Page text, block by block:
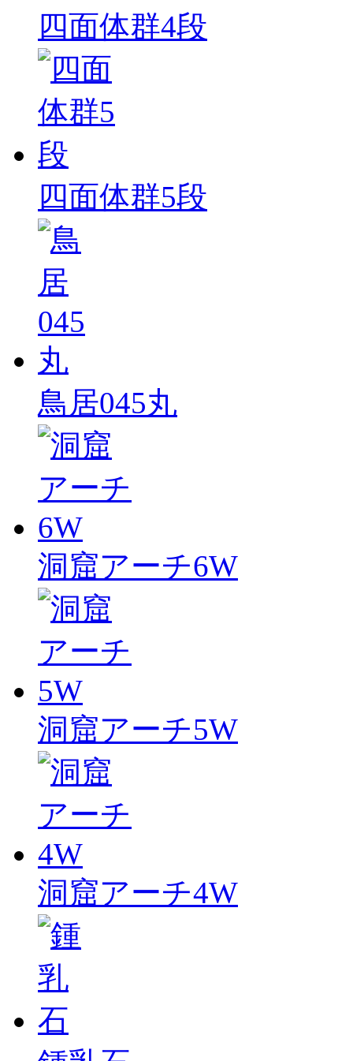
四面体群4段
四面体群5段
鳥居045丸
洞窟アーチ6W
洞窟アーチ5W
洞窟アーチ4W